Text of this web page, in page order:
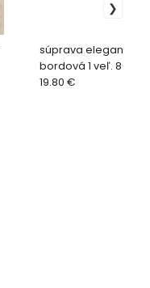
súprava elegant s
bordová 1 veľ. 86
19.80 €